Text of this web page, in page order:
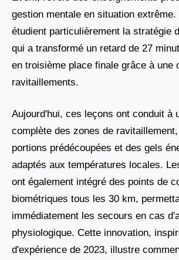
gestion mentale en situation
étudient particulièrement la stratégie
qui a transformé un retard de 27
en troisième place finale grâce à une
ravitaillements.
Aujourd'hui, ces leçons ont conduit à
complète des zones de
portions prédécoupées et des gels
adaptés aux températures locales.
ont également intégré des points de
biométriques tous les 30 km,
immédiatement les secours en cas
physiologique. Cette innovation,
d'expérience de 2023, illustre